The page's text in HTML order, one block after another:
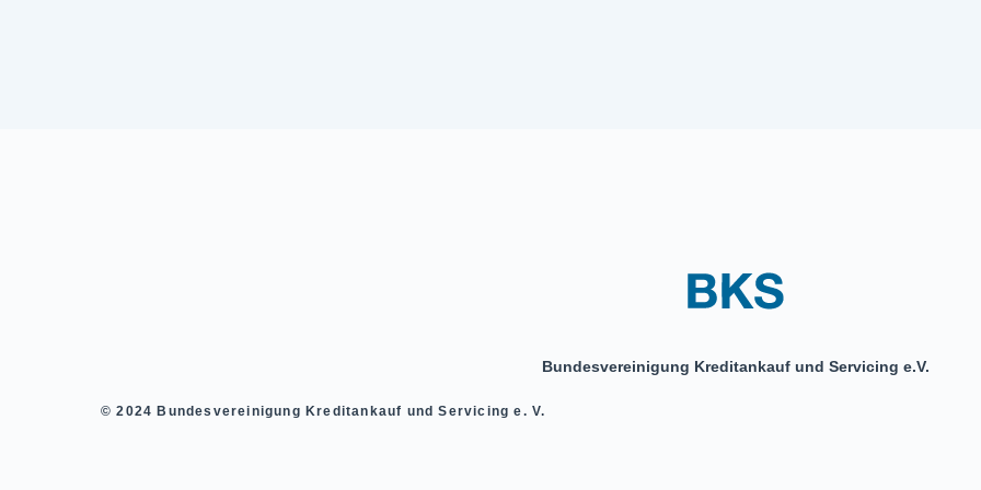
Bundesvereinigung Kreditankauf und Servicing e.V.
© 2024 Bundesvereinigung Kreditankauf und Servicing e. V.